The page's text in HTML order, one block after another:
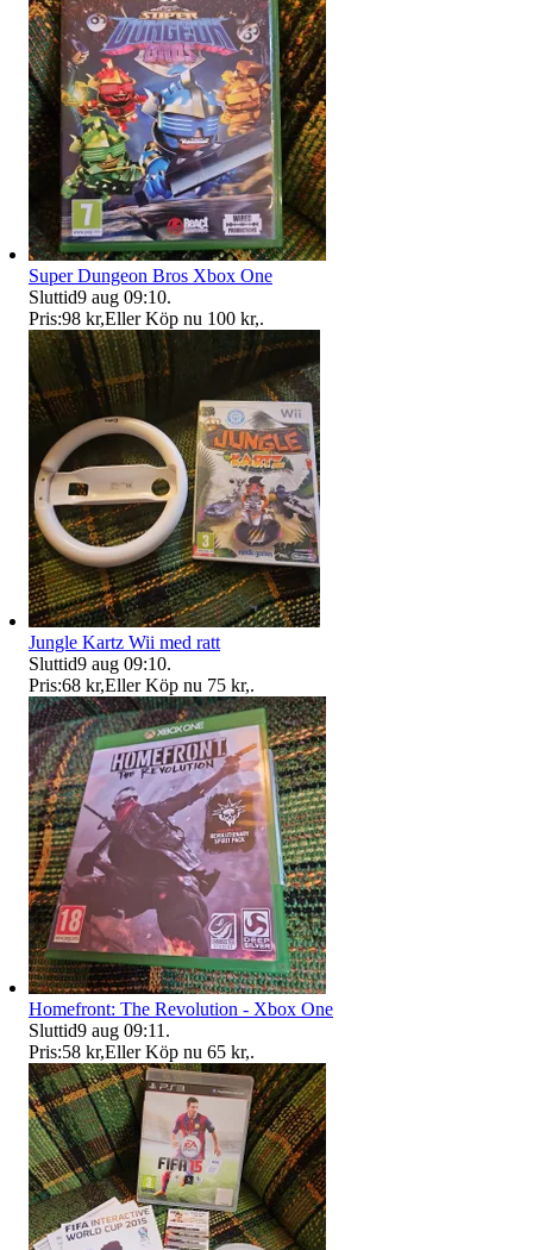
Super Dungeon Bros Xbox One
Sluttid9 aug 09:10.
Pris:98 kr,Eller Köp nu 100 kr,.
Jungle Kartz Wii med ratt
Sluttid9 aug 09:10.
Pris:68 kr,Eller Köp nu 75 kr,.
Homefront: The Revolution - Xbox One
Sluttid9 aug 09:11 .
Pris:58 kr,Eller Köp nu 65 kr,.